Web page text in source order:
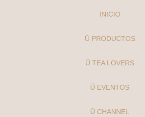
INICIO
Ŭ PRODUCTOS
Ŭ TEA LOVERS
Ŭ EVENTOS
Ŭ CHANNEL